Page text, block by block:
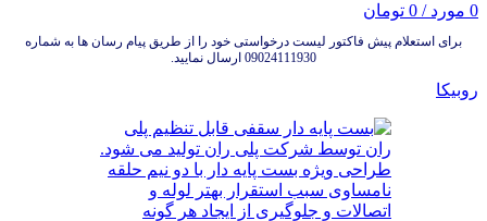
0 مورد /
0 تومان
برای استعلام پیش فاکتور لیست درخواستی خود را از طریق پیام رسان ها به شماره
09024111930 ارسال نمایید.
روبیکا